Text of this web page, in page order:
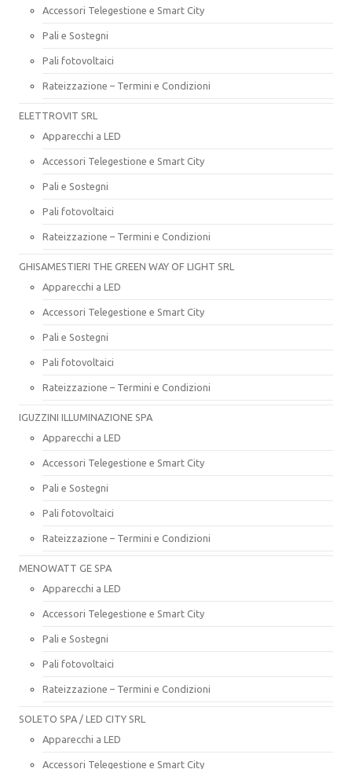
Accessori Telegestione e Smart City
Pali e Sostegni
Pali fotovoltaici
Rateizzazione – Termini e Condizioni
ELETTROVIT SRL
Apparecchi a LED
Accessori Telegestione e Smart City
Pali e Sostegni
Pali fotovoltaici
Rateizzazione – Termini e Condizioni
GHISAMESTIERI THE GREEN WAY OF LIGHT SRL
Apparecchi a LED
Accessori Telegestione e Smart City
Pali e Sostegni
Pali fotovoltaici
Rateizzazione – Termini e Condizioni
IGUZZINI ILLUMINAZIONE SPA
Apparecchi a LED
Accessori Telegestione e Smart City
Pali e Sostegni
Pali fotovoltaici
Rateizzazione – Termini e Condizioni
MENOWATT GE SPA
Apparecchi a LED
Accessori Telegestione e Smart City
Pali e Sostegni
Pali fotovoltaici
Rateizzazione – Termini e Condizioni
SOLETO SPA / LED CITY SRL
Apparecchi a LED
Accessori Telegestione e Smart City